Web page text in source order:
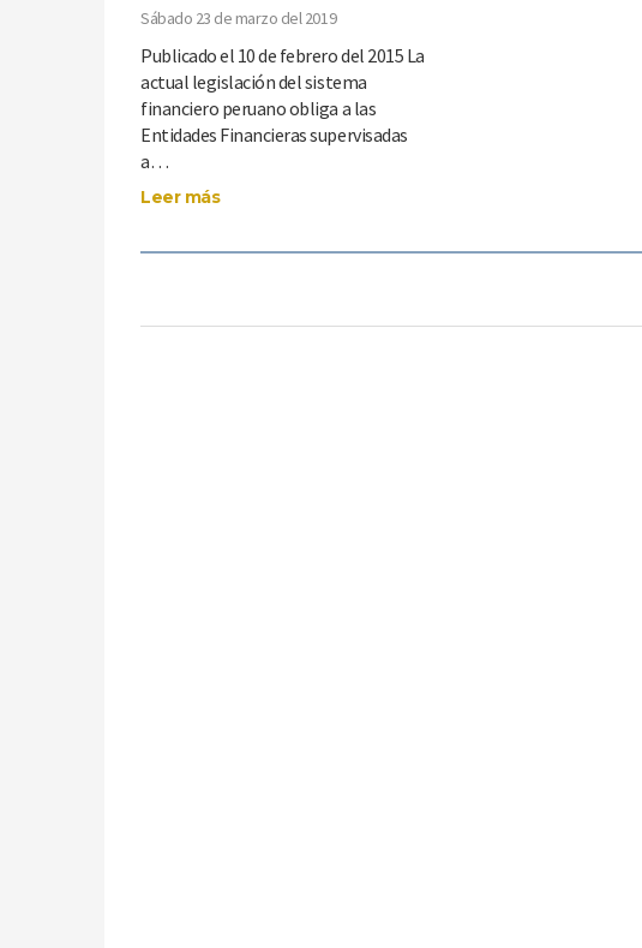
Sábado 23 de marzo del 2019
Publicado el 10 de febrero del 2015 La
actual legislación del sistema
financiero peruano obliga a las
Entidades Financieras supervisadas
a…
Leer más